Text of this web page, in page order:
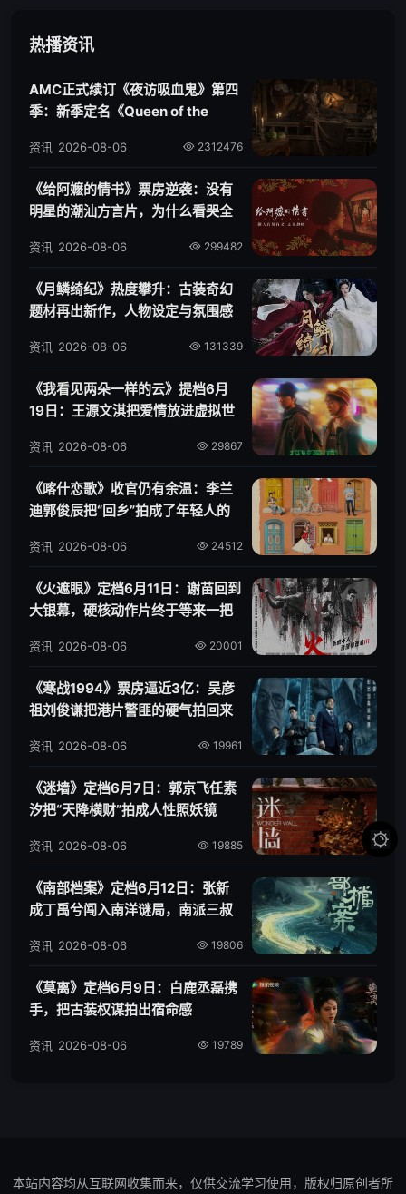
高分单集深度预测
热播资讯
AMC正式续订《夜访吸血鬼》第四
季：新季定名《Queen of the
2312476
资讯 2026-08-06
《给阿嬷的情书》票房逆袭：没有
明星的潮汕方言片，为什么看哭全
299482
资讯 2026-08-06
《月鳞绮纪》热度攀升：古装奇幻
题材再出新作，人物设定与氛围感
131339
资讯 2026-08-06
《我看见两朵一样的云》提档6月
19日：王源文淇把爱情放进虚拟世
29867
资讯 2026-08-06
《喀什恋歌》收官仍有余温：李兰
迪郭俊辰把“回乡”拍成了年轻人的
24512
资讯 2026-08-06
《火遮眼》定档6月11日：谢苗回到
大银幕，硬核动作片终于等来一把
20001
资讯 2026-08-06
《寒战1994》票房逼近3亿：吴彦
祖刘俊谦把港片警匪的硬气拍回来
19961
资讯 2026-08-06
《迷墙》定档6月7日：郭京飞任素
汐把“天降横财”拍成人性照妖镜
19885
资讯 2026-08-06
《南部档案》定档6月12日：张新
成丁禹兮闯入南洋谜局，南派三叔
19806
资讯 2026-08-06
《莫离》定档6月9日：白鹿丞磊携
手，把古装权谋拍出宿命感
19789
资讯 2026-08-06
本站内容均从互联网收集而来，仅供交流学习使用，版权归原创者所
